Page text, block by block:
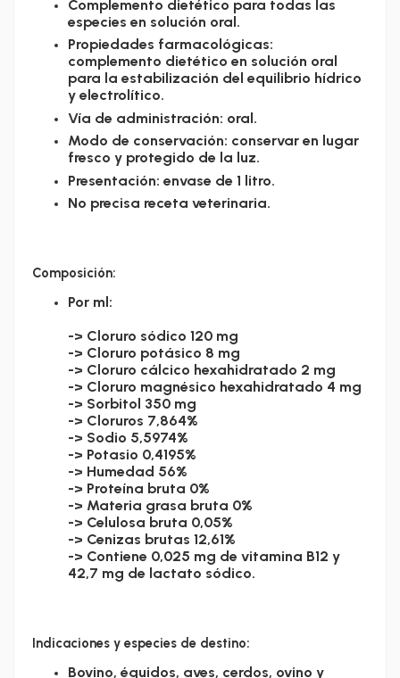
Complemento dietético para todas las
especies en solución oral.
Propiedades farmacológicas:
complemento dietético en solución oral
para la estabilización del equilibrio hídrico
y electrolítico.
Vía de administración: oral.
Modo de conservación: conservar en lugar
fresco y protegido de la luz.
Presentación: envase de 1 litro.
No precisa receta veterinaria.
Composición:
Por ml:
-> Cloruro sódico 120 mg
-> Cloruro potásico 8 mg
-> Cloruro cálcico hexahidratado 2 mg
-> Cloruro magnésico hexahidratado 4 mg
-> Sorbitol 350 mg
-> Cloruros 7,864%
-> Sodio 5,5974%
-> Potasio 0,4195%
-> Humedad 56%
-> Proteína bruta 0%
-> Materia grasa bruta 0%
-> Celulosa bruta 0,05%
-> Cenizas brutas 12,61%
-> Contiene 0,025 mg de vitamina B12 y
42,7 mg de lactato sódico.
Indicaciones y especies de destino:
Bovino, équidos, aves, cerdos, ovino y